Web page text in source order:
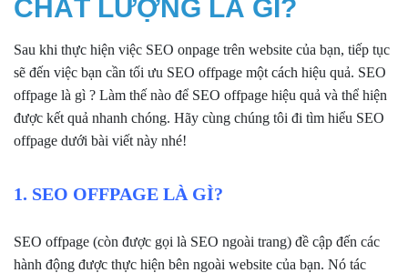
CHẤT LƯỢNG LÀ GÌ?
Sau khi thực hiện việc SEO onpage trên website của bạn, tiếp tục
sẽ đến việc bạn cần tối ưu SEO offpage một cách hiệu quả. SEO
offpage là gì ? Làm thế nào để SEO offpage hiệu quả và thể hiện
được kết quả nhanh chóng. Hãy cùng chúng tôi đi tìm hiểu SEO
offpage dưới bài viết này nhé!
1. SEO OFFPAGE LÀ GÌ?
SEO offpage (còn được gọi là SEO ngoài trang) đề cập đến các
hành động được thực hiện bên ngoài website của bạn. Nó tác